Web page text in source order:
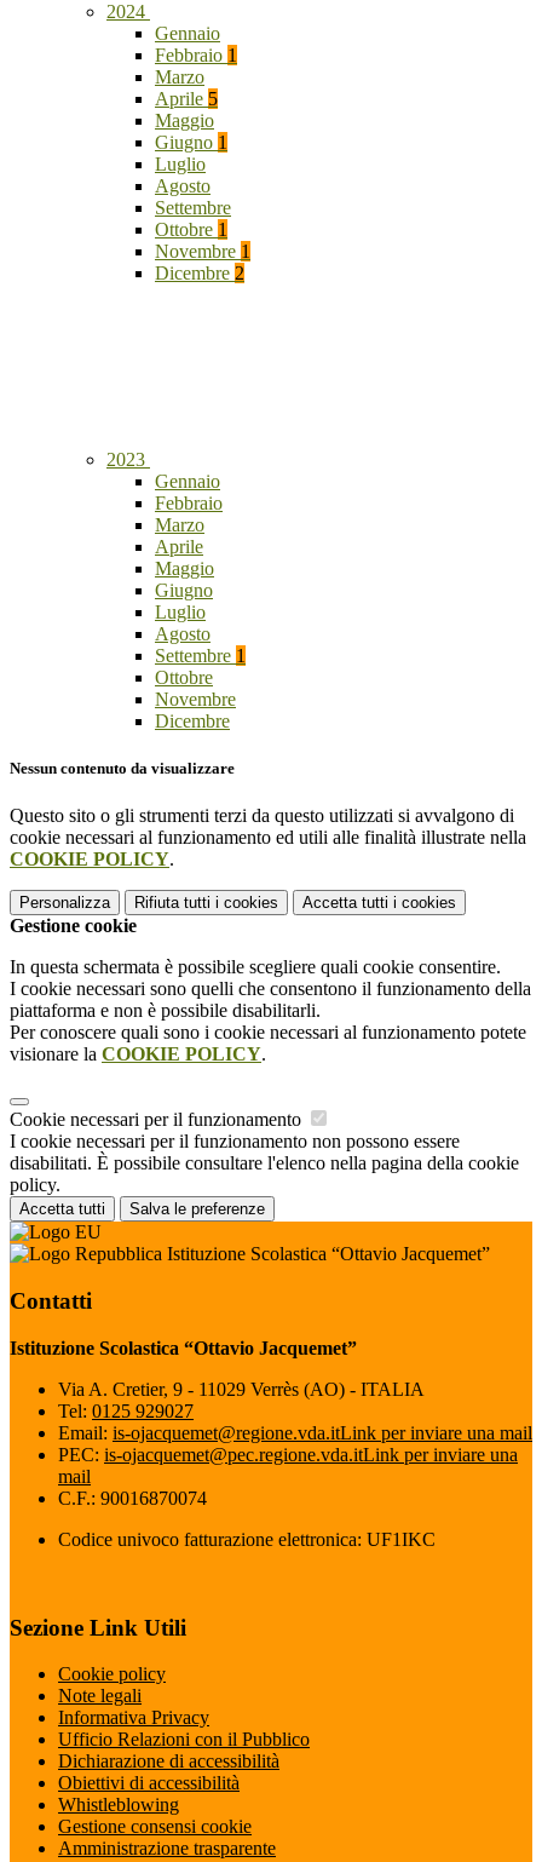
2024
Gennaio
Febbraio 1
Marzo
Aprile 5
Maggio
Giugno 1
Luglio
Agosto
Settembre
Ottobre 1
Novembre 1
Dicembre 2
2023
Gennaio
Febbraio
Marzo
Aprile
Maggio
Giugno
Luglio
Agosto
Settembre 1
Ottobre
Novembre
Dicembre
Nessun contenuto da visualizzare
Questo sito o gli strumenti terzi da questo utilizzati si avvalgono di
cookie necessari al funzionamento ed utili alle finalità illustrate nella
COOKIE POLICY.
Personalizza Rifiuta tutti i cookies Accetta tutti i cookies
Gestione cookie
In questa schermata è possibile scegliere quali cookie consentire.
I cookie necessari sono quelli che consentono il funzionamento della
piattaforma e non è possibile disabilitarli.
Per conoscere quali sono i cookie necessari al funzionamento potete
visionare la COOKIE POLICY.
Cookie necessari per il funzionamento
I cookie necessari per il funzionamento non possono essere
disabilitati. È possibile consultare l'elenco nella pagina della cookie
policy.
Accetta tutti Salva le preferenze
Istituzione Scolastica “Ottavio Jacquemet”
Contatti
Istituzione Scolastica “Ottavio Jacquemet”
Via A. Cretier, 9 - 11029 Verrès (AO) - ITALIA
Tel: 0125 929027
Email: is-ojacquemet@regione.vda.itLink per inviare una mail
PEC: is-ojacquemet@pec.regione.vda.itLink per inviare una
mail
C.F.: 90016870074
Codice univoco fatturazione elettronica: UF1IKC
Sezione Link Utili
Cookie policy
Note legali
Informativa Privacy
Ufficio Relazioni con il Pubblico
Dichiarazione di accessibilità
Obiettivi di accessibilità
Whistleblowing
Gestione consensi cookie
Amministrazione trasparente